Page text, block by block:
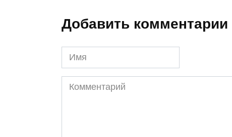
Добавить комментарии
Имя
Комментарий